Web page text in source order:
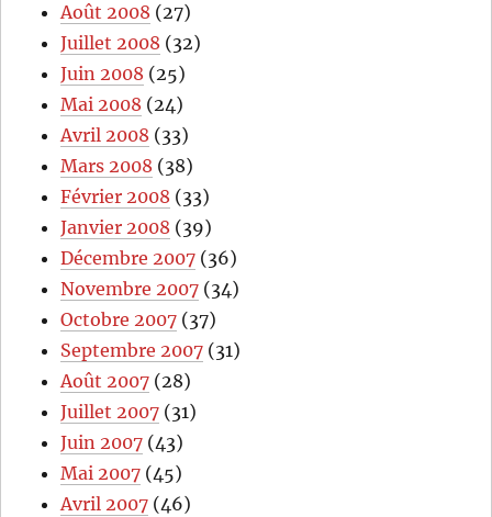
Août 2008 (27)
Juillet 2008 (32)
Juin 2008 (25)
Mai 2008 (24)
Avril 2008 (33)
Mars 2008 (38)
Février 2008 (33)
Janvier 2008 (39)
Décembre 2007 (36)
Novembre 2007 (34)
Octobre 2007 (37)
Septembre 2007 (31)
Août 2007 (28)
Juillet 2007 (31)
Juin 2007 (43)
Mai 2007 (45)
Avril 2007 (46)